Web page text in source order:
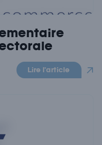
Lire l'article